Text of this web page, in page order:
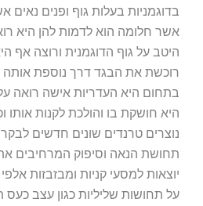
בדוגמניות בעלות גוף ופנים
אשר חלומה הוא לדמות להן היא
היטב על גוף הדוגמנית ורוצה אף
רוכשת את הבגד דרך נוספת אותה
בתחום היא העדריות אישה רואה
היא חושקת בו והולכת לקנות אותו
נוצרים טרנדים שונים חדשים
תחושת הנאה וסיפוק המרחיבים
יוצאות למסעי קניות ומבזבזות
על תחושות שליליות כגון עצב כעס